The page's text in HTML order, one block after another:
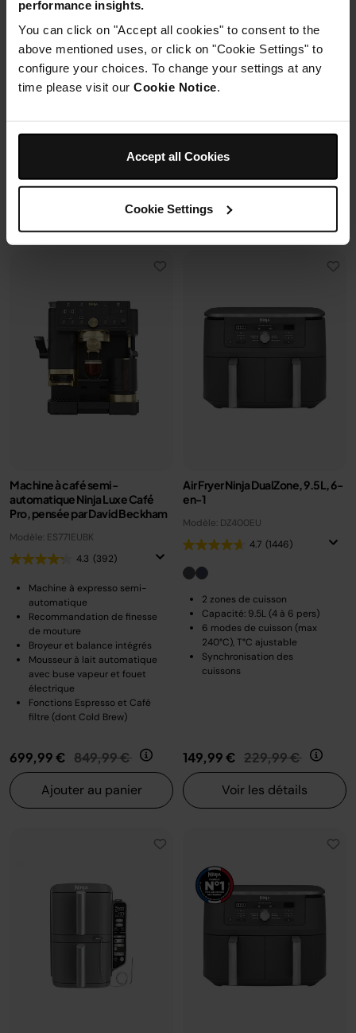
performance insights.
You can click on "Accept all cookies" to consent to the
above mentioned uses, or click on "Cookie Settings" to
configure your choices. To change your settings at any
time please visit our Cookie Notice.
Accept all Cookies
Cookie Settings
Housse de protection offerte* avec
ce four à pizza.En savoir plus
259,99 €-289,99 €
Prix le + bas sur 30j
Voir les détails
+2 couvercles
4 modes de cuisson
Préparez, cuisinez, conservez
avec un même récipient.
Modulaire, compact, facile à
119,99 € Prix réduit de
179,99 €au
109,99 €
Voir les détails
Machine à café semi-
automatique Ninja Luxe Café
Pro, pensée par David Beckham
Modèle: ES771EUBK
4.3 (392)
Machine à expresso semi-
automatique
Recommandation de finesse
de mouture
Broyeur et balance intégrés
Mousseur à lait automatique
avec buse vapeur et fouet
électrique
Fonctions Espresso et Café
filtre (dont Cold Brew)
699,99 € Prix réduit de
849,99 € au
Ajouter au panier
Air Fryer Ninja DualZone, 9.5L, 6-
en-1
Modèle: DZ400EU
4.7 (1446)
2 zones de cuisson
Capacité: 9.5L (4 à 6 pers)
6 modes de cuisson (max
240°C), T°C ajustable
Synchronisation des
cuissons
149,99 € Prix réduit de
229,99 € au
Voir les détails